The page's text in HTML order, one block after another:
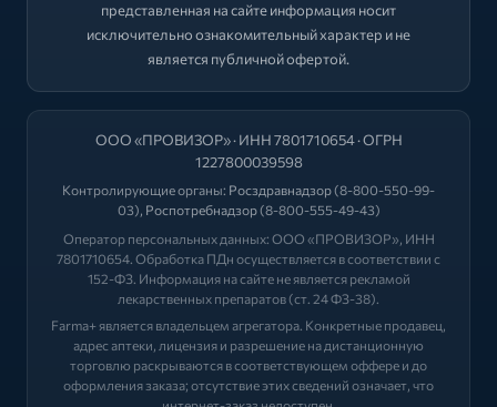
представленная на сайте информация носит
исключительно ознакомительный характер и не
является публичной офертой.
ООО «ПРОВИЗОР» · ИНН 7801710654 · ОГРН
1227800039598
Контролирующие органы: Росздравнадзор(8-800-550-99-
03), Роспотребнадзор(8-800-555-49-43)
Оператор персональных данных: ООО «ПРОВИЗОР», ИНН
7801710654. Обработка ПДн осуществляется в соответствии с
152-ФЗ. Информация на сайте не является рекламой
лекарственных препаратов (ст. 24 ФЗ-38).
Farma+ является владельцем агрегатора. Конкретные продавец,
адрес аптеки, лицензия и разрешение на дистанционную
торговлю раскрываются в соответствующем оффере и до
оформления заказа; отсутствие этих сведений означает, что